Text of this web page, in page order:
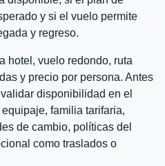
y si el vuelo permite
y regreso.
hotel, vuelo redondo, ruta
y precio por persona. Antes
disponibilidad en el
familia tarifaria,
de cambio, políticas del
como traslados o